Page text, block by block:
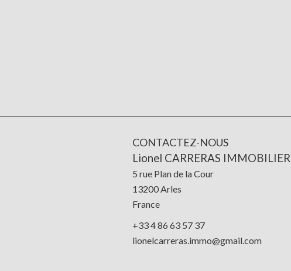
CONTACTEZ-NOUS
Lionel CARRERAS IMMOBILIER
5 rue Plan de la Cour
13200Arles
France
+33 4 86 63 57 37
lionelcarreras.immo@gmail.com